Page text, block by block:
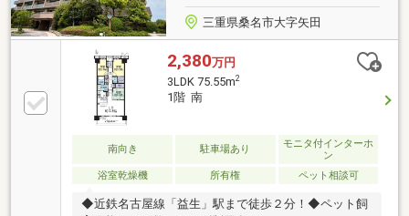
三重県桑名市大字矢田
2,380万円
3LDK 75.55m2
1階 南
南向き 駐車場あり
モニタ付インターホ
ン
浴室乾燥機
所有権 ペット相談可
◆近鉄名古屋線「益生」駅まで徒歩２分！◆ペット飼